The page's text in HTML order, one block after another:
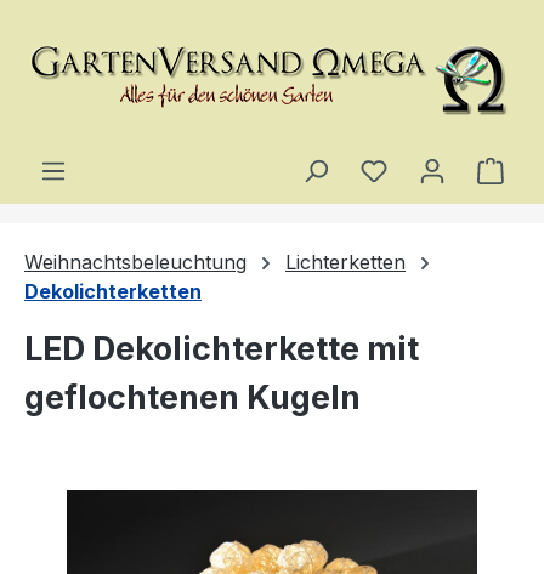
Du hast 0
Weihnachtsbeleuchtung
Lichterketten
Dekolichterketten
LED Dekolichterkette mit
geflochtenen Kugeln